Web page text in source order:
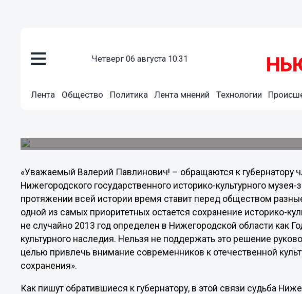
четверг 06 августа 10:31
Лента Общество Политика Лента мнений Технологии
22.03.2013 08:45
Интеллигенция обратилась к
спасении Нижегородского острога
«Уважаемый Валерий Павлинович! – обращаются к губернатору
Нижегородского государственного историко-культурного
протяжении всей истории время ставит перед обществом
одной из самых приоритетных остается сохранение историко-
не случайно 2013 год определен в Нижегородской области как
культурного наследия. Нельзя не поддержать это решение
целью привлечь внимание современников к отечественной
сохранения».
Как пишут обратившиеся к губернатору, в этой связи судьба